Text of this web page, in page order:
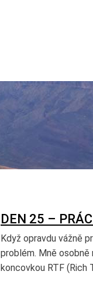
DEN 25 –
Když opravdu vážně
problém. Mně osobně
koncovkou RTF (Rich